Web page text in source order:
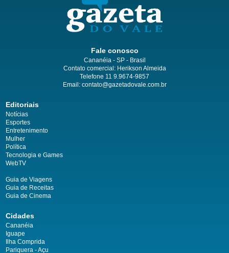
Fale conosco
Cananéia - SP - Brasil
Contato comercial: Herikson Almeida
Telefone 11 9.9674-9857
Email: contato@gazetadovale.com.br
Editoriais
Notícias
Esportes
Entretenimento
Mulher
Política
Tecnologia e Games
WebTV
Guia de Viagens
Guia de Receitas
Guia de Cinema
Cidades
Cananéia
Iguape
Ilha Comprida
Pariquera - Açu